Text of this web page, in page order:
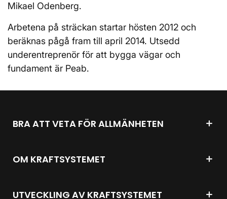
Mikael Odenberg.
Arbetena på sträckan startar hösten 2012 och
beräknas pågå fram till april 2014. Utsedd
underentreprenör för att bygga vägar och
fundament är Peab.
BRA ATT VETA FÖR ALLMÄNHETEN
OM KRAFTSYSTEMET
UTVECKLING AV KRAFTSYSTEMET